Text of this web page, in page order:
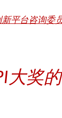
平台咨询委
大奖